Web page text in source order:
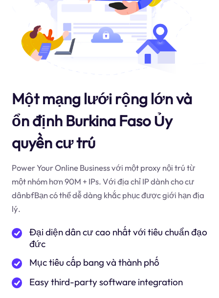
Một mạng lưới rộng lớn và
ổn định Burkina Faso Ủy
quyền cư trú
Power Your Online Business với một proxy nội trú từ
một nhóm hơn 90M + IPs. Với địa chỉ IP dành cho cư
dânbfBạn có thể dễ dàng khắc phục được giới hạn địa
lý.
Đại diện dân cư cao nhất với tiêu chuẩn đạo
đức
Mục tiêu cấp bang và thành phố
Easy third-party software integration